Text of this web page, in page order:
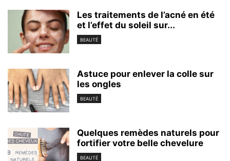
Les traitements de l’acné en été
et l’effet du soleil sur...
BEAUTÉ
Astuce pour enlever la colle sur
les ongles
BEAUTÉ
Quelques remèdes naturels pour
fortifier votre belle chevelure
BEAUTÉ